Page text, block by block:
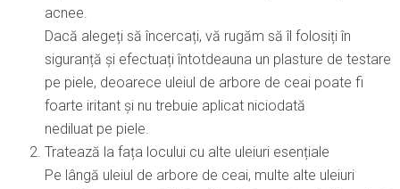
acnee.
Dacă alegeți să încercați, vă rugăm să îl folosiți în
siguranță și efectuați întotdeauna un plasture de testare
pe piele, deoarece uleiul de arbore de ceai poate fi
foarte iritant și nu trebuie aplicat niciodată
nediluat pe piele.
Tratează la fața locului cu alte uleiuri esențiale
Pe lângă uleiul de arbore de ceai, multe alte uleiuri